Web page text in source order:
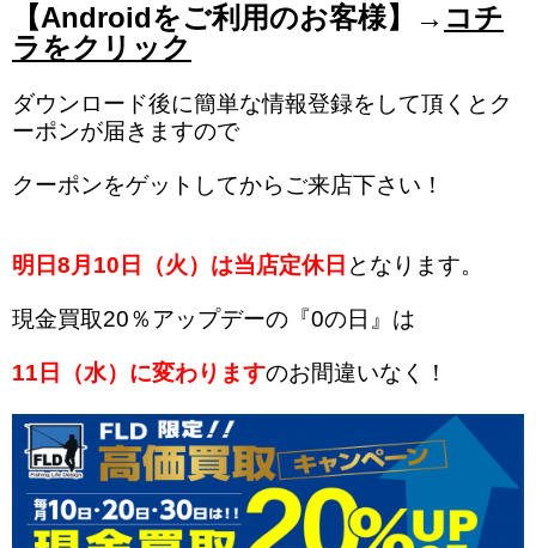
【Androidをご利用のお客様】→ コチ
ラをクリック
ダウンロード後に簡単な情報登録をして頂くとク
ーポンが届きますので
クーポンをゲットしてからご来店下さい！
明日8月10日（火）は当店定休日 となります。
現金買取20％アップデーの『0の日』は
11日（水）に変わりますのお間違いなく！